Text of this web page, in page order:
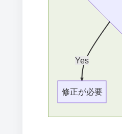
Yes
修正が必要